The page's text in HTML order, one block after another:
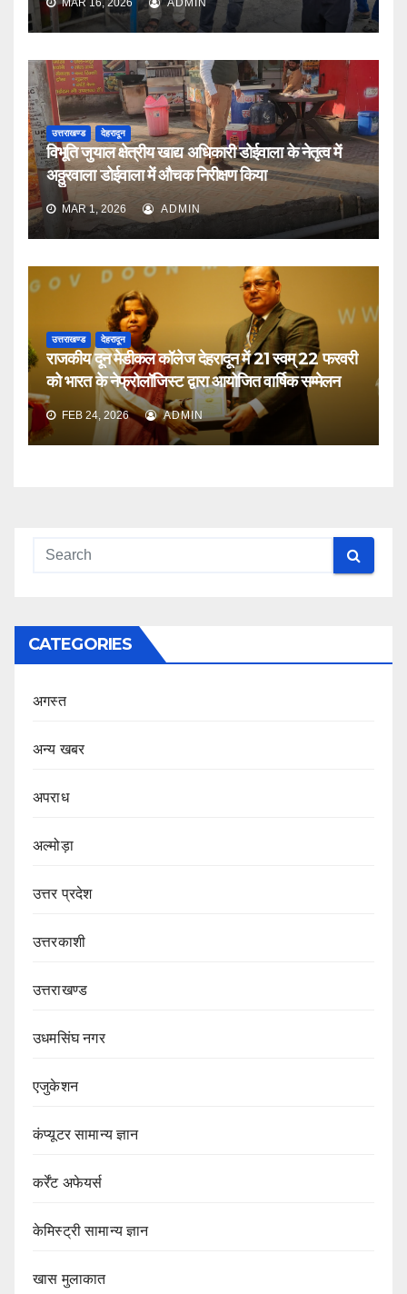
MAR 16, 2026 ADMIN
उत्तराखण्ड देहरादून
विभूति जुयाल क्षेत्रीय खाद्य अधिकारी डोईवाला के नेतृत्व में
अठ्ठुरवाला डोईवाला में औचक निरीक्षण किया
MAR 1, 2026 ADMIN
उत्तराखण्ड देहरादून
राजकीय दून मेडीकल कॉलेज देहरादून में 21 स्वम् 22 फरवरी
को भारत के नेफ्रोलॉजिस्ट द्वारा आयोजित वार्षिक सम्मेलन
FEB 24, 2026 ADMIN
CATEGORIES
अगस्त
अन्य खबर
अपराध
अल्मोड़ा
उत्तर प्रदेश
उत्तरकाशी
उत्तराखण्ड
उधमसिंघ नगर
एजुकेशन
कंप्यूटर सामान्य ज्ञान
कर्रेंट अफेयर्स
केमिस्ट्री सामान्य ज्ञान
खास मुलाकात